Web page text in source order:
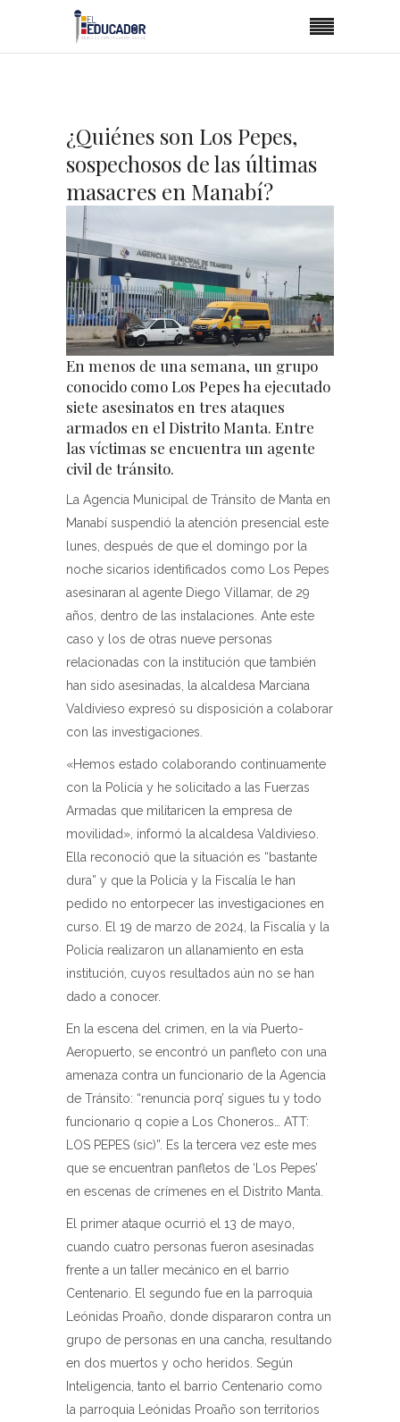
¿Quiénes son Los Pepes,
sospechosos de las últimas
masacres en Manabí?
En menos de una semana, un grupo
conocido como Los Pepes ha ejecutado
siete asesinatos en tres ataques
armados en el Distrito Manta. Entre
las víctimas se encuentra un agente
civil de tránsito.
La Agencia Municipal de Tránsito de Manta en
Manabí suspendió la atención presencial este
lunes, después de que el domingo por la
noche sicarios identificados como Los Pepes
asesinaran al agente Diego Villamar, de 29
años, dentro de las instalaciones. Ante este
caso y los de otras nueve personas
relacionadas con la institución que también
han sido asesinadas, la alcaldesa Marciana
Valdivieso expresó su disposición a colaborar
con las investigaciones.
«Hemos estado colaborando continuamente
con la Policía y he solicitado a las Fuerzas
Armadas que militaricen la empresa de
movilidad», informó la alcaldesa Valdivieso.
Ella reconoció que la situación es “bastante
dura” y que la Policía y la Fiscalía le han
pedido no entorpecer las investigaciones en
curso. El 19 de marzo de 2024, la Fiscalía y la
Policía realizaron un allanamiento en esta
institución, cuyos resultados aún no se han
dado a conocer.
En la escena del crimen, en la vía Puerto-
Aeropuerto, se encontró un panfleto con una
amenaza contra un funcionario de la Agencia
de Tránsito: “renuncia porq’ sigues tu y todo
funcionario q copie a Los Choneros… ATT:
LOS PEPES (sic)”. Es la tercera vez este mes
que se encuentran panfletos de ‘Los Pepes’
en escenas de crímenes en el Distrito Manta.
El primer ataque ocurrió el 13 de mayo,
cuando cuatro personas fueron asesinadas
frente a un taller mecánico en el barrio
Centenario. El segundo fue en la parroquia
Leónidas Proaño, donde dispararon contra un
grupo de personas en una cancha, resultando
en dos muertos y ocho heridos. Según
Inteligencia, tanto el barrio Centenario como
la parroquia Leónidas Proaño son territorios